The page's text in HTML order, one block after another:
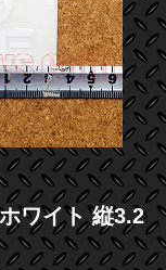
ワイト 縦3.2